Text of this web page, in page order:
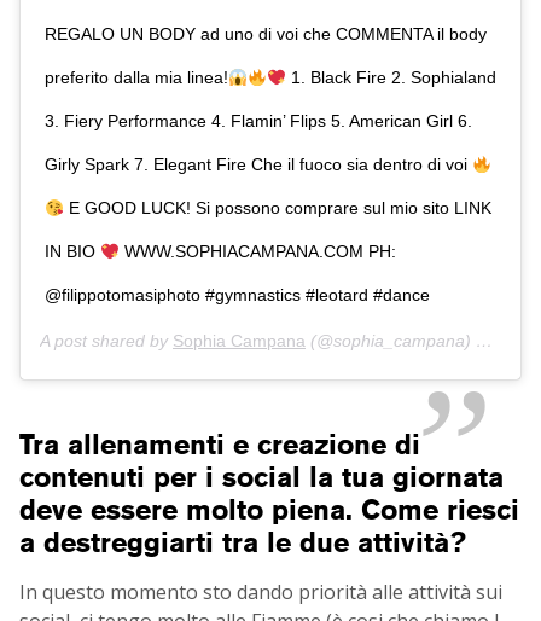
REGALO UN BODY ad uno di voi che COMMENTA il body
preferito dalla mia linea! 1. Black Fire 2. Sophialand
3. Fiery Performance 4. Flamin’ Flips 5. American Girl 6.
Girly Spark 7. Elegant Fire Che il fuoco sia dentro di voi
E GOOD LUCK! Si possono comprare sul mio sito LINK
IN BIO WWW.SOPHIACAMPANA.COM PH:
@filippotomasiphoto #gymnastics #leotard #dance
A post shared by Sophia Campana (@sophia_campana) on
Tra allenamenti e creazione di
contenuti per i social la tua giornata
deve essere molto piena. Come riesci
a destreggiarti tra le due attività?
In questo momento sto dando priorità alle attività sui